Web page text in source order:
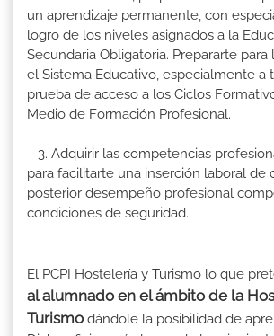
un aprendizaje permanente, con
logro de los niveles asignados a la
Secundaria Obligatoria. Prepararte para
el Sistema Educativo, especialmente a
prueba de acceso a los Ciclos
Medio de Formación Profesional.
3. Adquirir las competencias
para facilitarte una inserción laboral de
posterior desempeño profesional
condiciones de seguridad.
El PCPI Hostelería y Turismo lo que
al alumnado en el ámbito de la
Turismo dándole la posibilidad de